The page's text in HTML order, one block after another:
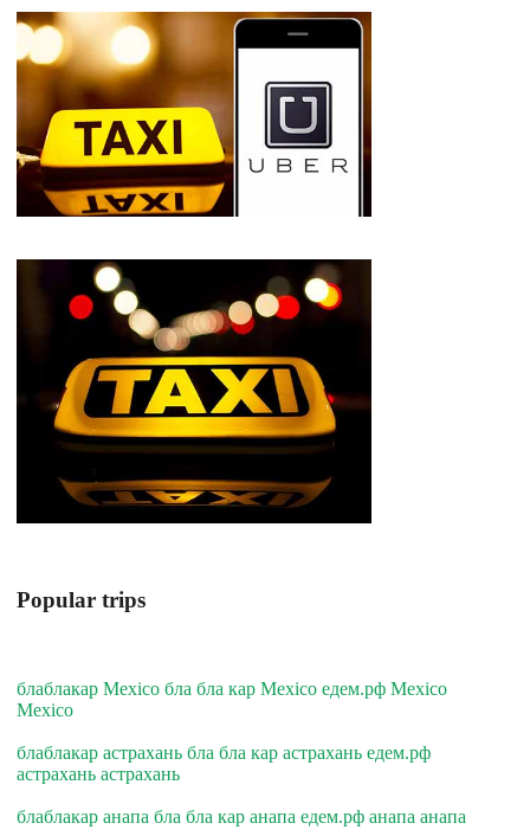
Popular trips
блаблакар Mexico бла бла кар Mexico едем.рф Mexico
Mexico
блаблакар астрахань бла бла кар астрахань едем.рф
астрахань астрахань
блаблакар анапа бла бла кар анапа едем.рф анапа анапа